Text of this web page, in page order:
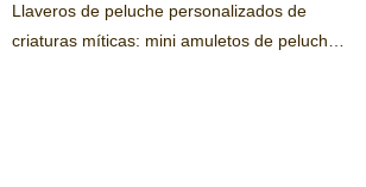
Llaveros de peluche personalizados de
criaturas míticas: mini amuletos de peluche